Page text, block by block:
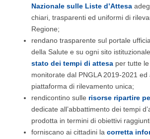
Nazionale sulle Liste d’Attesa
chiari, trasparenti ed uniformi di
Regione;
rendano trasparente sul portale
della Salute e su ogni sito
stato dei tempi di attesaper tutte le
monitorate dal PNGLA 2019-2021
piattaforma di rilevamento unica;
rendicontino sulle risorse ripartire
dedicate all’abbattimento dei tempi
prodotta in termini di obiettivi
forniscano ai cittadini la corretta